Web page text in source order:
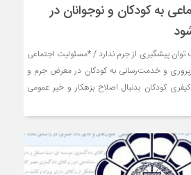
به کودکان و نوجوانان در
پیشگیری از جرم ندارد / *مسئولیت اجتماعی
و خدمت‌رسانی به کودکان در معرض جرم و
کودکان بدنبال اصلاح بزهکار و خیر عمومی